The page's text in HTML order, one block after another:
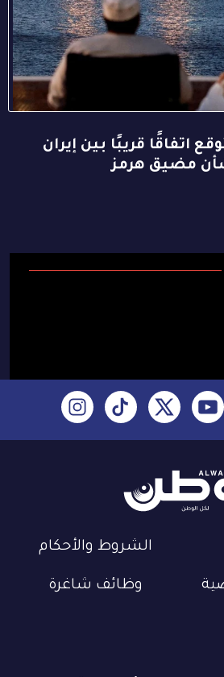
اتفاقًا قريبًا بين إيران
مضيق هرمز
الشروط والأحكام
وظائف شاغرة